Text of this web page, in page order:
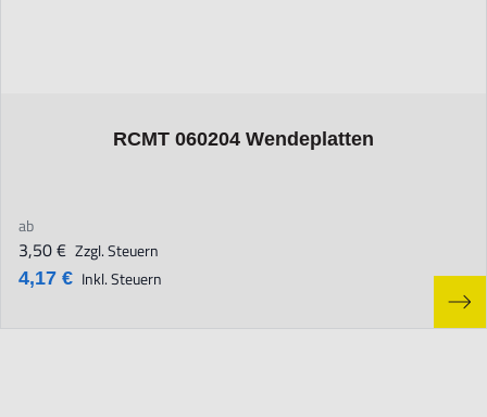
RCMT 060204 Wendeplatten
The price depends on the options chosen on the product page
ab
4,17 € Inkl. Steuern
3,50 € Zzgl. Steuern